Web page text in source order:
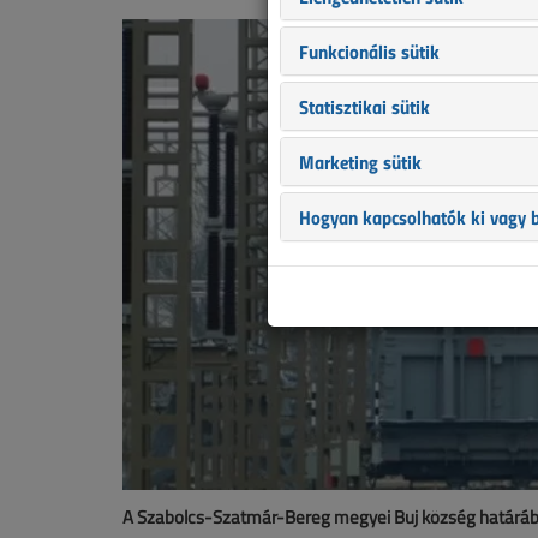
A Szabolcs-Szatmár-Bereg megyei Buj község
Funkcionális sütik
Statisztikai sütik
Marketing sütik
Hogyan kapcsolhatók ki vagy